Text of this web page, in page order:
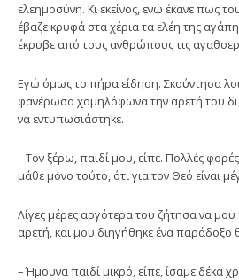
ελεημοσύνη. Κι εκείνος, ενώ έκανε πως
έβαζε κρυφά στα χέρια τα ελέη της
έκρυβε από τους ανθρώπους τις
Εγώ όμως το πήρα είδηση. Σκούντησα
φανέρωσα χαμηλόφωνα την αρετή του
να εντυπωσιάστηκε.
– Tον ξέρω, παιδί μου, είπε. Πολλές
μάθε μόνο τούτο, ότι για τον Θεό είναι
Λίγες μέρες αργότερα του ζήτησα να μου
αρετή, και μου διηγήθηκε ένα παράδοξο
– Ήμουνα παιδί μικρό, είπε, ίσαμε δέκα